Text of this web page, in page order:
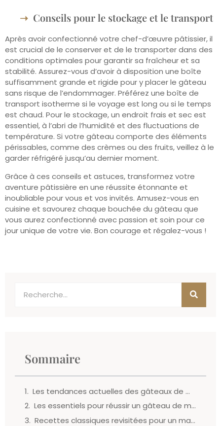
Conseils pour le stockage et le transport
Après avoir confectionné votre chef-d’œuvre pâtissier, il
est crucial de le conserver et de le transporter dans des
conditions optimales pour garantir sa fraîcheur et sa
stabilité. Assurez-vous d’avoir à disposition une boîte
suffisamment grande et rigide pour y placer le gâteau
sans risque de l’endommager. Préférez une boîte de
transport isotherme si le voyage est long ou si le temps
est chaud. Pour le stockage, un endroit frais et sec est
essentiel, à l’abri de l’humidité et des fluctuations de
température. Si votre gâteau comporte des éléments
périssables, comme des crèmes ou des fruits, veillez à le
garder réfrigéré jusqu’au dernier moment.
Grâce à ces conseils et astuces, transformez votre
aventure pâtissière en une réussite étonnante et
inoubliable pour vous et vos invités. Amusez-vous en
cuisine et savourez chaque bouchée du gâteau que
vous aurez confectionné avec passion et soin pour ce
jour unique de votre vie. Bon courage et régalez-vous !
Sommaire
Les tendances actuelles des gâteaux de mariage
Les essentiels pour réussir un gâteau de mariage facile
Recettes classiques revisitées pour un mariage